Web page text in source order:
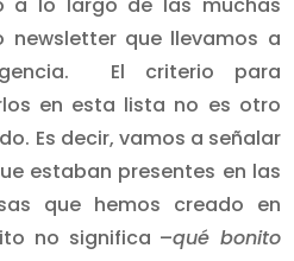
newsletter que llevamos a
El criterio para
en esta lista no es otro
Es decir, vamos a señalar
estaban presentes en las
que hemos creado en
no significa –qué bonito